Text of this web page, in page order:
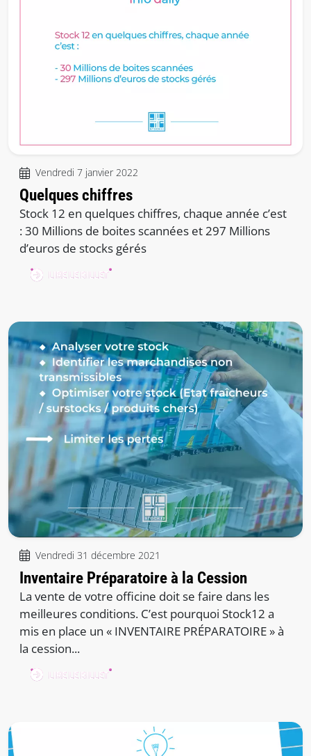
Vendredi 7 janvier 2022
Quelques chiffres
Stock 12 en quelques chiffres, chaque année c’est
: 30 Millions de boites scannées et 297 Millions
d’euros de stocks gérés
LIRE LE BILLET
Vendredi 31 décembre 2021
Inventaire Préparatoire à la Cession
La vente de votre officine doit se faire dans les
meilleures conditions. C’est pourquoi Stock12 a
mis en place un « INVENTAIRE PRÉPARATOIRE » à
la cession...
LIRE LE BILLET